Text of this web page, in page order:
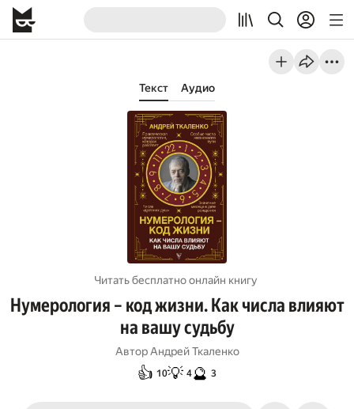
Текст Аудио
Читать бесплатно онлайн книгу
Нумерология – код жизни. Как числа влияют
на вашу судьбу
Автор Андрей Ткаленко
👍 10💡 4🔮 3